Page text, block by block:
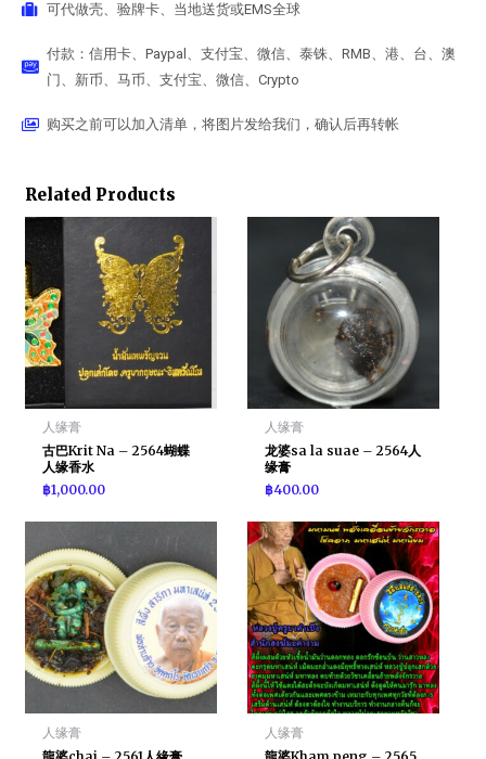
可代做壳、验牌卡、当地送货或EMS全球
付款：信用卡、Paypal、支付宝、微信、泰铢、RMB、港、台、澳
门、新币、马币、支付宝、微信、Crypto
购买之前可以加入清单，将图片发给我们，确认后再转帐
Related Products
人缘膏
古巴Krit Na – 2564蝴蝶
人缘香水
฿1,000.00
人缘膏
龙婆sa la suae – 2564人
缘膏
฿400.00
人缘膏 人缘膏